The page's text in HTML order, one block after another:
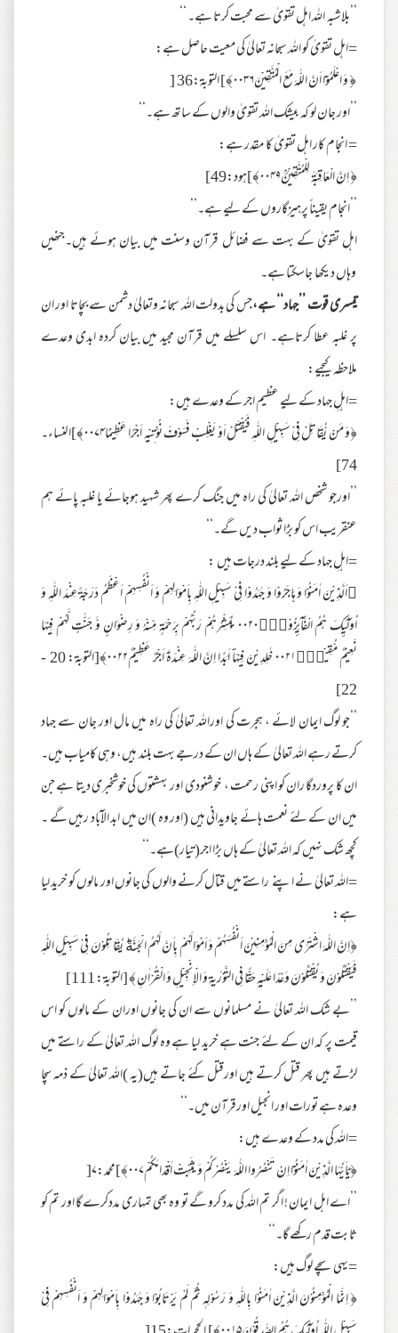
’’بلاشبہ اللہ اہل تقویٰ سے محبت کرتا ہے۔ ‘‘
=اہل تقویٰ کو اللہ سبحانہ تعالیٰ کی معیت حاصل ہے:
﴿ وَ اعْلَمُوْۤا اَنَّ اللّٰهَ مَعَ الْمُتَّقِيْنَ۰۰۳۶﴾] التوبة:36 [
’’اور جان لو کہ بیشک اللہ تقویٰ والوں کے ساتھ ہے۔‘‘
= انجام کار اہل تقویٰ کا مقدر ہے:
﴿ اِنَّ الْعَاقِبَةَ لِلْمُتَّقِيْنَؒ۰۰۴۹﴾]هود:49]
’’انجام یقیناً پرہیزگاروں کے لیے ہے۔‘‘
اہل تقویٰ کے بہت سے فضائل قرآن وسنت میں بیان ہوئے ہیں۔جنھیں
وہاں دیکھا جاسکتا ہے۔
تیسری قوت ’’جہاد‘‘ ہے،جس کی بدولت اللہ سبحانہ وتعالیٰ دشمن سے بچاتا اور ان
پر غلبہ عطا کرتاہے۔ اس سلسلے میں قرآن مجید میں بیان کردہ ابدی وعدے
ملاحظہ کیجیے:
=اہلِ جہاد کے لیے عظیم اجر کے وعدے ہیں:
﴿وَ مَنْ يُّقَاتِلْ فِيْ سَبِيْلِ اللّٰهِ فَيُقْتَلْ اَوْ يَغْلِبْ فَسَوْفَ نُؤْتِيْهِ اَجْرًا عَظِيْمًا۰۰۷۴﴾]النساء۔
74]
’’اورجو شخص اللہ تعالیٰ کی راہ میں جنگ کرے پھر شہید ہوجائے یا غلبہ پائے ہم
عنقریب اس کو بڑا ثواب دیں گے۔‘‘
=اہلِ جہاد کے لیے بلند درجات ہیں :
﴿اَلَّذِيْنَ اٰمَنُوْا وَ هَاجَرُوْا وَ جٰهَدُوْا فِيْ سَبِيْلِ اللّٰهِ بِاَمْوَالِهِمْ وَ اَنْفُسِهِمْ اَعْظَمُ دَرَجَةً عِنْدَ اللّٰهِ وَ
اُولٰٓىِٕكَ هُمُ الْفَآىِٕزُوْنَ۠۰۰۲۰ يُبَشِّرُهُمْ رَبُّهُمْ بِرَحْمَةٍ مِّنْهُ وَ رِضْوَانٍ وَّ جَنّٰتٍ لَّهُمْ فِيْهَا
نَعِيْمٌ مُّقِيْمٌۙ۰۰۲۱ خٰلِدِيْنَ فِيْهَاۤ اَبَدًا اِنَّ اللّٰهَ عِنْدَهٗۤ اَجْرٌ عَظِيْمٌ۰۰۲۲﴾[التوبة: 20 -
22]
’’جو لوگ ایمان لائے ، ہجرت کی اوراللہ تعالیٰ کی راہ میں مال اور جان سے جہاد
کرتے رہے اللہ تعالیٰ کے ہاں ان کے درجے بہت بلند ہیں، وہی کامیاب ہیں۔
ان کا پروردگا ران کو اپنی رحمت ، خوشنودی اور بہشتوں کی خوشخبری دیتا ہے جن
میں ان کے لئے نعمت ہائے جاویدانی ہیں (اور وہ )ان میں ابد الآباد رہیں گے ۔
کچھ شک نہیں کہ اللہ تعالیٰ کے ہاں بڑا اجر(تیار)ہے۔‘‘
=اللہ تعالیٰ نے اپنے راستے میں قتال کرنے والوں کی جانوں اور مالوں کو خرید لیا
ہے:
﴿اِنَّ اللّٰهَ اشْتَرٰى مِنَ الْمُؤْمِنِيْنَ اَنْفُسَهُمْ وَ اَمْوَالَهُمْ بِاَنَّ لَهُمُ الْجَنَّةَؕ يُقَاتِلُوْنَ فِيْ سَبِيْلِ اللّٰهِ
فَيَقْتُلُوْنَ وَ يُقْتَلُوْنَ وَعْدًا عَلَيْهِ حَقًّا فِي التَّوْرٰىةِ وَ الْاِنْجِيْلِ وَ الْقُرْاٰنِ ﴾ [التوبة: 111]
’’بے شک اللہ تعالیٰ نے مسلمانوں سے ان کی جانوں اوران کے مالوں کو اس
قیمت پر کہ ان کے لئے جنت ہے خرید لیا ہے وہ لوگ اللہ تعالیٰ کے راستے میں
لڑتے ہیں پھر قتل کرتے ہیں اورقتل کئے جاتے ہیں(یہ )اللہ تعالیٰ کے ذمہ سچا
وعدہ ہے تورات اور انجیل اورقرآن میں۔‘‘
=اللہ کی مدد کے وعدے ہیں:
﴿يٰۤاَيُّهَا الَّذِيْنَ اٰمَنُوْۤا اِنْ تَنْصُرُوا اللّٰهَ يَنْصُرْكُمْ وَ يُثَبِّتْ اَقْدَامَكُمْ۰۰۷﴾]محمد:۷[
’’اے اہل ایمان ! اگر تم اللہ کی مدد کرو گے تو وہ بھی تمہاری مددکرے گا اور تم کو
ثابت قدم رکھے گا۔‘‘
=یہی سچے لوگ ہیں:
﴿ اِنَّمَا الْمُؤْمِنُوْنَ الَّذِيْنَ اٰمَنُوْا بِاللّٰهِ وَ رَسُوْلِهٖ ثُمَّ لَمْ يَرْتَابُوْا وَ جٰهَدُوْا بِاَمْوَالِهِمْ وَ اَنْفُسِهِمْ فِيْ